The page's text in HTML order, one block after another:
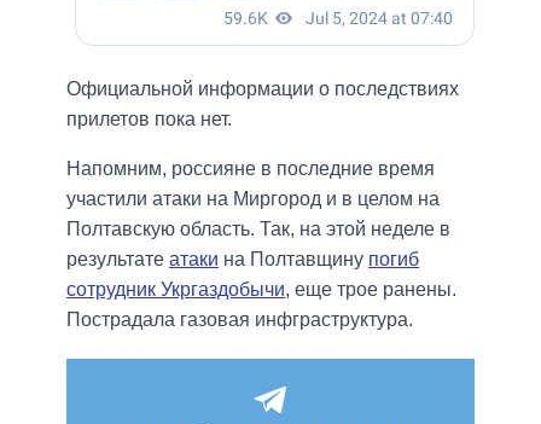
Официальной информации о последствиях
прилетов пока нет.
Напомним, россияне в последние время
участили атаки на Миргород и в целом на
Полтавскую область. Так, на этой неделе в
результате атаки на Полтавщину погиб
сотрудник Укргаздобычи, еще трое ранены.
Пострадала газовая инфграструктура.